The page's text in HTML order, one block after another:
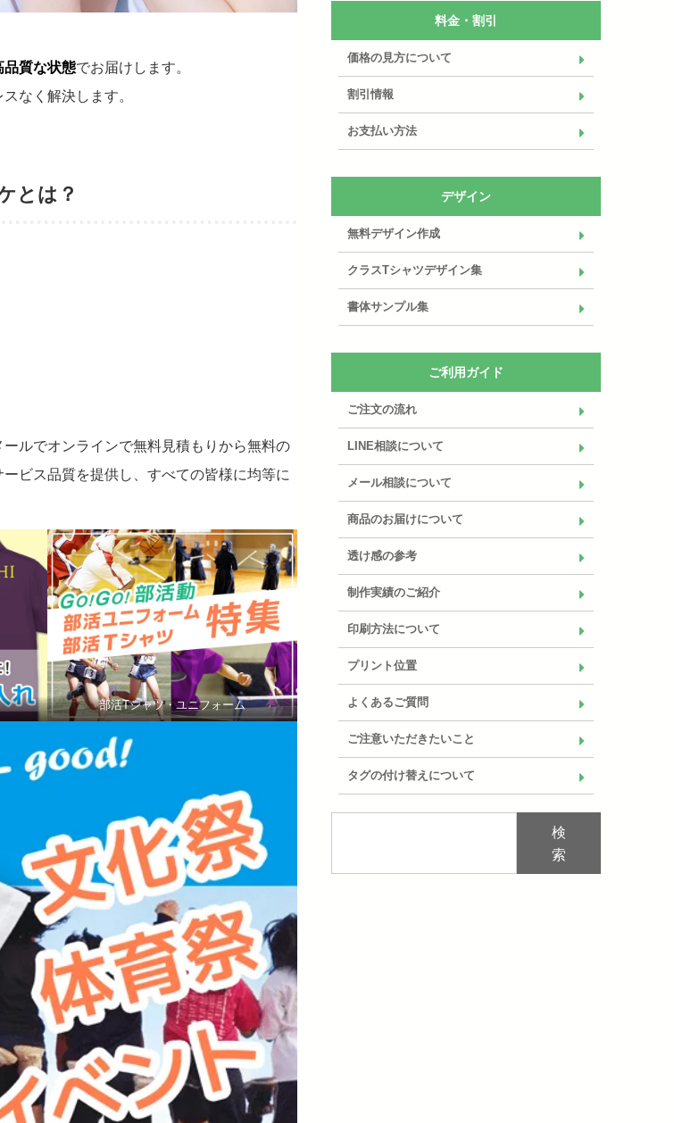
品質な状態でお届けします。
なく解決します。
とは？
ルでオンラインで無料見積もりから無料の
ビス品質を提供し、すべての皆様に均等に
部活Tシャツ・ユニフォーム
料金・割引
価格の見方について
割引情報
お支払い方法
デザイン
無料デザイン作成
クラスTシャツデザイン集
書体サンプル集
ご利用ガイド
ご注文の流れ
LINE相談について
メール相談について
商品のお届けについて
透け感の参考
制作実績のご紹介
印刷方法について
プリント位置
よくあるご質問
ご注意いただきたいこと
タグの付け替えについて
検
索